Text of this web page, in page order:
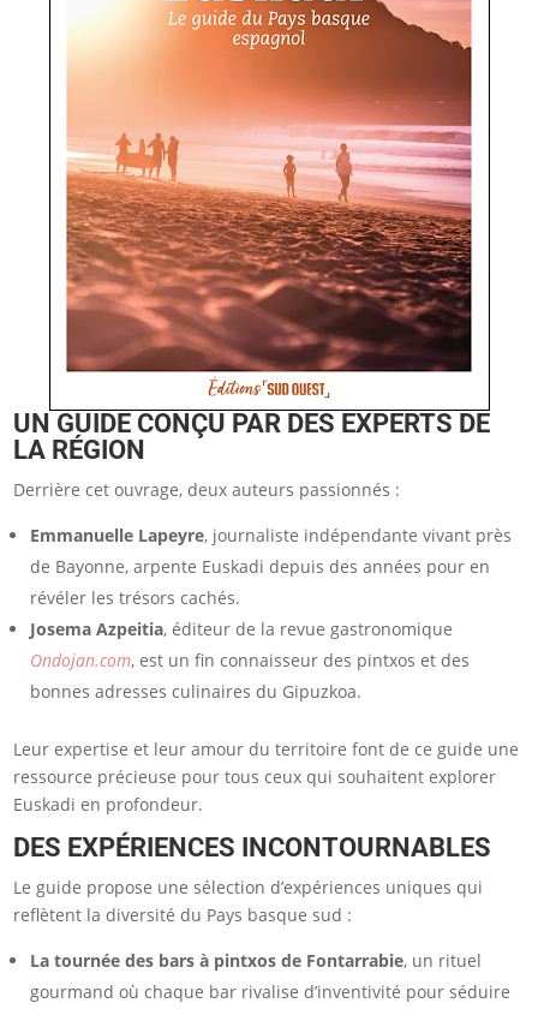
UN GUIDE CONÇU PAR DES EXPERTS DE
LA RÉGION
Derrière cet ouvrage, deux auteurs passionnés :
Emmanuelle Lapeyre, journaliste indépendante vivant près
de Bayonne, arpente Euskadi depuis des années pour en
révéler les trésors cachés.
Josema Azpeitia, éditeur de la revue gastronomique
Ondojan.com, est un fin connaisseur des pintxos et des
bonnes adresses culinaires du Gipuzkoa.
Leur expertise et leur amour du territoire font de ce guide une
ressource précieuse pour tous ceux qui souhaitent explorer
Euskadi en profondeur.
DES EXPÉRIENCES INCONTOURNABLES
Le guide propose une sélection d’expériences uniques qui
reflètent la diversité du Pays basque sud :
La tournée des bars à pintxos de Fontarrabie, un rituel
gourmand où chaque bar rivalise d’inventivité pour séduire